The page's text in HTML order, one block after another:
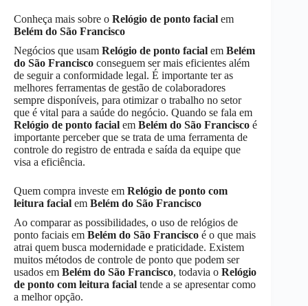
Conheça mais sobre o Relógio de ponto facial em
Belém do São Francisco
Negócios que usam Relógio de ponto facial em Belém
do São Francisco conseguem ser mais eficientes além
de seguir a conformidade legal. É importante ter as
melhores ferramentas de gestão de colaboradores
sempre disponíveis, para otimizar o trabalho no setor
que é vital para a saúde do negócio. Quando se fala em
Relógio de ponto facial em Belém do São Francisco é
importante perceber que se trata de uma ferramenta de
controle do registro de entrada e saída da equipe que
visa a eficiência.
Quem compra investe em Relógio de ponto com
leitura facial em Belém do São Francisco
Ao comparar as possibilidades, o uso de relógios de
ponto faciais em Belém do São Francisco é o que mais
atrai quem busca modernidade e praticidade. Existem
muitos métodos de controle de ponto que podem ser
usados em Belém do São Francisco, todavia o Relógio
de ponto com leitura facial tende a se apresentar como
a melhor opção.